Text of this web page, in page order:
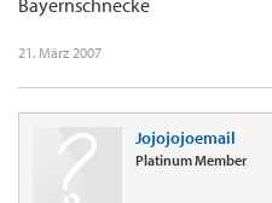
Bayernschnecke
21. März 2007
Jojojojoemail
Platinum Member